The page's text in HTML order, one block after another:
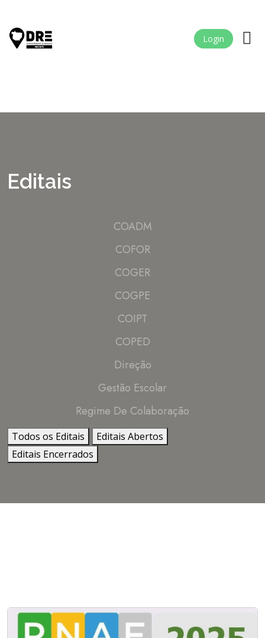
Login
Editais
COADM
COFOR
COGER
COGPE
COIPT
COPED
Direção
Gestão Escolar
Regime De Colaboração
Todos os Editais
Editais Abertos
Editais Encerrados